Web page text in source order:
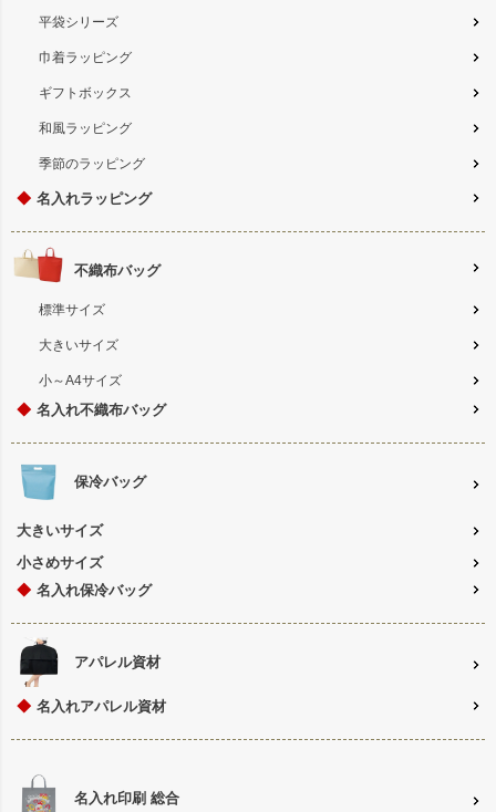
平袋シリーズ
巾着ラッピング
ギフトボックス
和風ラッピング
季節のラッピング
◆ 名入れラッピング
不織布バッグ
標準サイズ
大きいサイズ
小～A4サイズ
◆ 名入れ不織布バッグ
保冷バッグ
大きいサイズ
小さめサイズ
◆ 名入れ保冷バッグ
アパレル資材
◆ 名入れアパレル資材
名入れ印刷 総合